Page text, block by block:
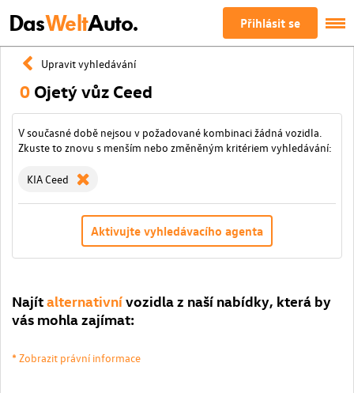
DasWeltAuto. Přihlásit se
Upravit vyhledávání
0 Ojetý vůz Ceed
V současné době nejsou v požadované kombinaci žádná vozidla.
Zkuste to znovu s menším nebo změněným kritériem vyhledávání:
KIA Ceed
Aktivujte vyhledávacího agenta
Najítalternativnívozidla z naší nabídky, která by
vás mohla zajímat:
* Zobrazit právní informace